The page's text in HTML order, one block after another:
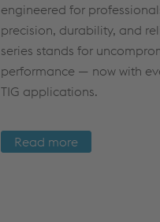
engineered for
precision, durability, and
series stands for
performance — now with
TIG applications.
Read more